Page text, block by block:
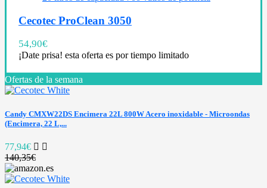
Cecotec ProClean 3050
54,90€
¡Date prisa! esta oferta es por tiempo limitado
Ofertas de la semana
Candy CMXW22DS Encimera 22L 800W Acero inoxidable - Microondas
(Encimera, 22 L,...
77,94€
140,35€